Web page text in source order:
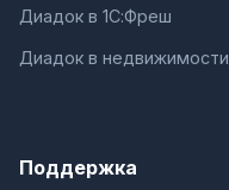
Диадок в 1С:Фреш
Диадок в недвижимости
Поддержка